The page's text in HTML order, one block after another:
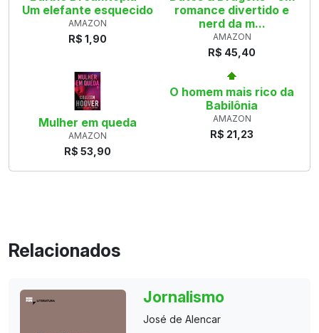
Um elefante esquecido
AMAZON
R$ 1,90
romance divertido e
nerd da m...
AMAZON
R$ 45,40
Mulher em queda
AMAZON
R$ 53,90
O homem mais rico da
Babilônia
AMAZON
R$ 21,23
Relacionados
Jornalismo
José de Alencar